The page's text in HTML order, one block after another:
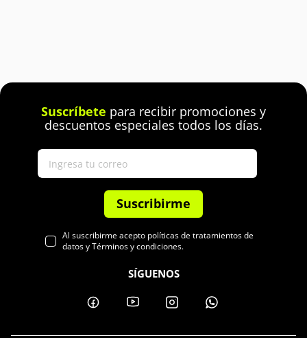
Suscríbete para recibir promociones y
descuentos especiales todos los días.
Suscribirme
Al suscribirme acepto políticas de tratamientos de
datos y Términos y condiciones.
SÍGUENOS